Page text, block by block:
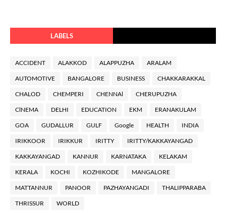
LABELS
ACCIDENT ALAKKOD ALAPPUZHA ARALAM
AUTOMOTIVE BANGALORE BUSINESS CHAKKARAKKAL
CHALOD CHEMPERI CHENNAl CHERUPUZHA
ClNEMA DELHI EDUCATION EKM ERANAKULAM
GOA GUDALLUR GULF Google HEALTH INDIA
IRIKKOOR IRIKKUR IRITTY IRITTY/KAKKAYANGAD
KAKKAYANGAD KANNUR KARNATAKA KELAKAM
KERALA KOCHI KOZHIKODE MANGALORE
MATTANNUR PANOOR PAZHAYANGADI THALIPPARABA
THRISSUR WORLD